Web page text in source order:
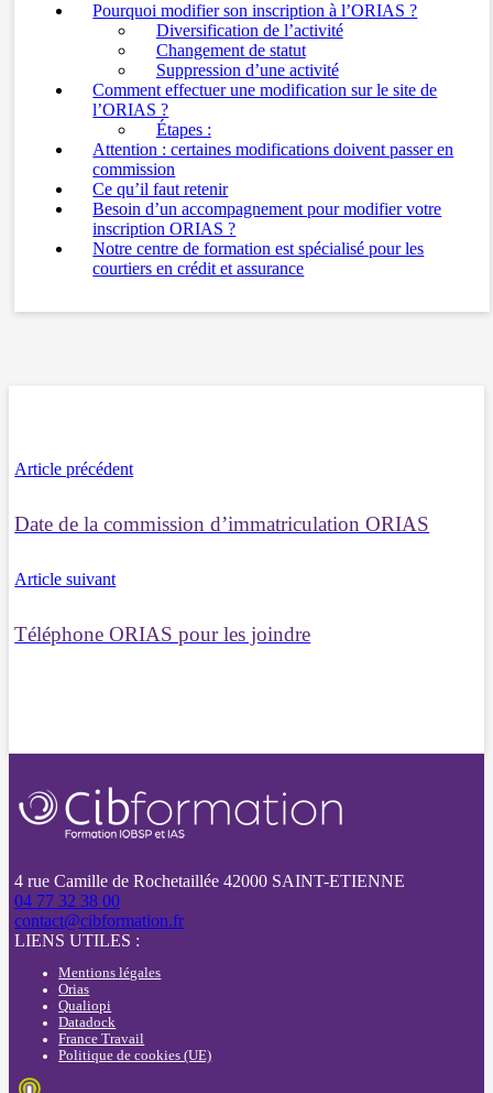
Pourquoi modifier son inscription à l’ORIAS ?
Diversification de l’activité
Changement de statut
Suppression d’une activité
Comment effectuer une modification sur le site de
l’ORIAS ?
Étapes :
Attention : certaines modifications doivent passer en
commission
Ce qu’il faut retenir
Besoin d’un accompagnement pour modifier votre
inscription ORIAS ?
Notre centre de formation est spécialisé pour les
courtiers en crédit et assurance
Article précédent
Date de la commission d’immatriculation ORIAS
Article suivant
Téléphone ORIAS pour les joindre
4 rue Camille de Rochetaillée 42000 SAINT-ETIENNE
04 77 32 38 00
contact@cibformation.fr
LIENS UTILES :
Mentions légales
Orias
Qualiopi
Datadock
France Travail
Politique de cookies (UE)